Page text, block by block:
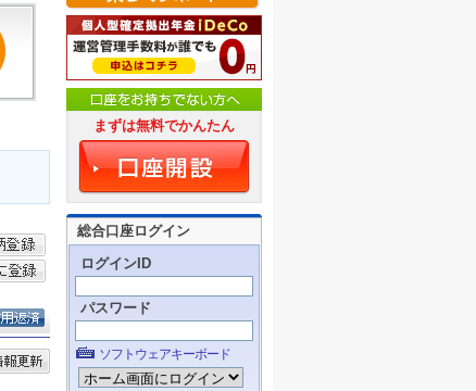
まずは無料でかんたん
総合口座ログイン
ログインID
パスワード
ソフトウェアキーボード